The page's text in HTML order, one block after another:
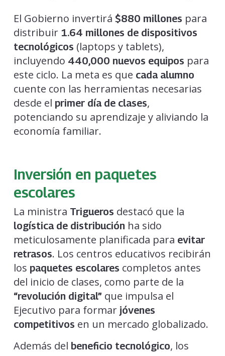
El Gobierno invertirá $880 millones para
distribuir 1.64 millones de dispositivos
tecnológicos (laptops y tablets),
incluyendo 440,000 nuevos equipos para
este ciclo. La meta es que cada alumno
cuente con las herramientas necesarias
desde el primer día de clases,
potenciando su aprendizaje y aliviando la
economía familiar.
Inversión en paquetes
escolares
La ministra Trigueros destacó que la
logística de distribución ha sido
meticulosamente planificada para evitar
retrasos. Los centros educativos recibirán
los paquetes escolares completos antes
del inicio de clases, como parte de la
“revolución digital” que impulsa el
Ejecutivo para formar jóvenes
competitivos en un mercado globalizado.
Además del beneficio tecnológico, los